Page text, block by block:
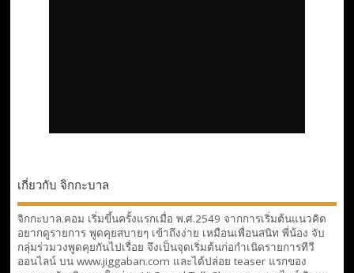
เกี่ยวกับ จิกกะบาล
จิกกะบาล.คอม เริ่มขึ้นครั้งแรกเมื่อ พ.ศ.2549 จากการเริ่มต้นแนวคิด
อยากดูรายการ พูดคุยสบายๆ เข้าถึงง่าย เหมือนเพื่อนสนิท พี่น้อง จับ
กลุ่มร่วมวงพูดคุยกันไปเรื่อย จึงเป็นจุดเริ่มต้นก่อกำเนิดรายการทีวี
ออนไลน์ บน www.jiggaban.com และได้ปล่อย teaser แรกของ